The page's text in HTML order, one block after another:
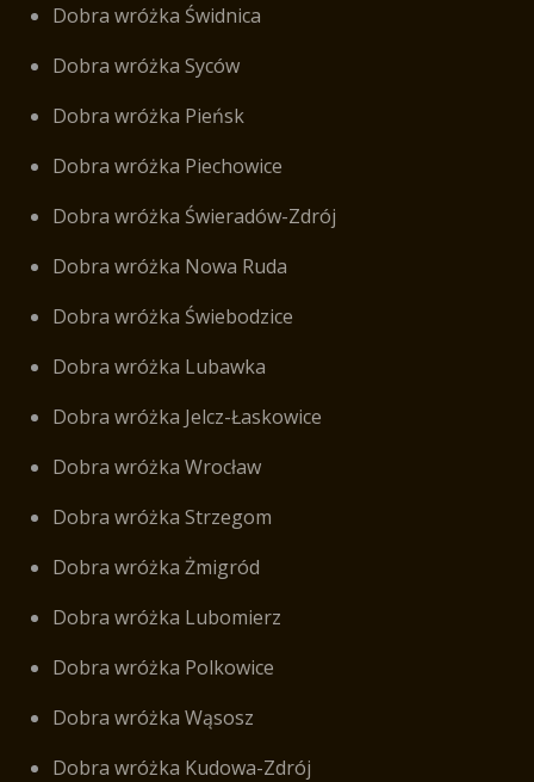
Dobra wróżka Świdnica
Dobra wróżka Syców
Dobra wróżka Pieńsk
Dobra wróżka Piechowice
Dobra wróżka Świeradów-Zdrój
Dobra wróżka Nowa Ruda
Dobra wróżka Świebodzice
Dobra wróżka Lubawka
Dobra wróżka Jelcz-Łaskowice
Dobra wróżka Wrocław
Dobra wróżka Strzegom
Dobra wróżka Żmigród
Dobra wróżka Lubomierz
Dobra wróżka Polkowice
Dobra wróżka Wąsosz
Dobra wróżka Kudowa-Zdrój